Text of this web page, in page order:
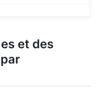
et des